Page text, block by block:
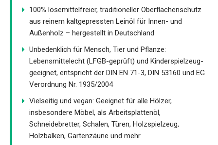
100% lösemittelfreier, traditioneller Oberflächenschutz
aus reinem kaltgepressten Leinöl für Innen- und
Außenholz – hergestellt in Deutschland
Unbedenklich für Mensch, Tier und Pflanze:
Lebensmittelecht (LFGB-geprüft) und Kinderspielzeug-
geeignet, entspricht der DIN EN 71-3, DIN 53160 und EG
Verordnung Nr. 1935/2004
Vielseitig und vegan: Geeignet für alle Hölzer,
insbesondere Möbel, als Arbeitsplattenöl,
Schneidebretter, Schalen, Türen, Holzspielzeug,
Holzbalken, Gartenzäune und mehr